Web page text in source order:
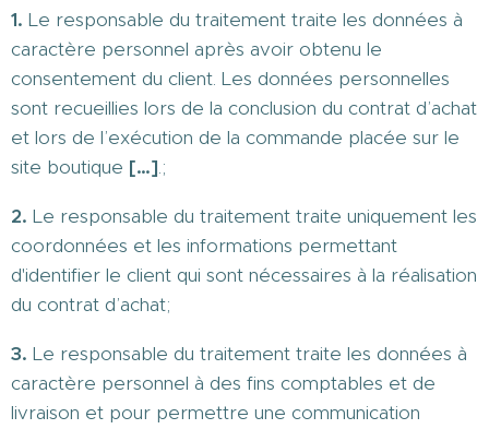
1. Le responsable du traitement traite les données à
caractère personnel après avoir obtenu le
consentement du client. Les données personnelles
sont recueillies lors de la conclusion du contrat d’achat
et lors de l’exécution de la commande placée sur le
site boutique […].;
2. Le responsable du traitement traite uniquement les
coordonnées et les informations permettant
d'identifier le client qui sont nécessaires à la réalisation
du contrat d’achat;
3. Le responsable du traitement traite les données à
caractère personnel à des fins comptables et de
livraison et pour permettre une communication